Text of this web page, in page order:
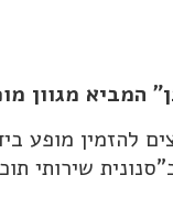
המביא מגוון
מופע
שירותי